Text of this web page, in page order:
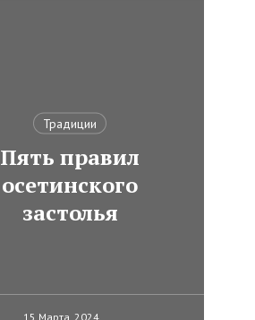
Традиции
Пять правил
осетинского
застолья
15 Марта, 2024